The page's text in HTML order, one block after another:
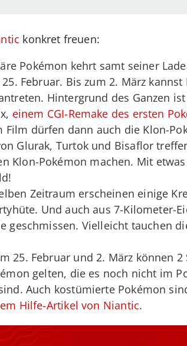
konkret freuen:
Pokémon kehrt samt seiner
Februar. Bis zum 2. März
Hintergrund des Ganzen
einem CGI-Remake des ersten
Film dürfen dann auch die Klon-
Glurak, Turtok und Bisaflor
Klon-Pokémon machen. Mit
Zeitraum erscheinen einige
Und auch aus 7-Kilometer-
geschmissen. Vielleicht tauchen
25. Februar und 2. März können
gelten, die es noch nicht im
Auch kostümierte Pokémon
Hilfe-Artikel von Niantic.